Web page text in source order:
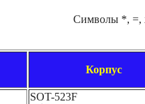
Символы *, =,
Корпус
SOT-523F